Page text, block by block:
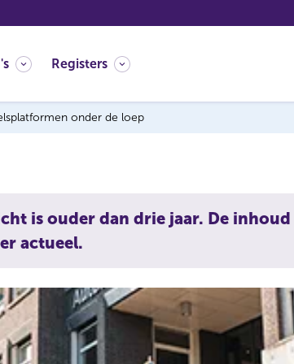
Registers
onder de loep
is ouder dan drie jaar. De
actueel.